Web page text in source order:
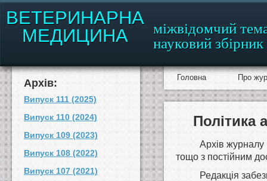
ВЕТЕРИНАРНА
МЕДИЦИНА
міжвідомчий
науковий збірник
Архів:
Випуск 111 (2025)
Випуск 110 (2024)
Випуск 109 (2023)
Випуск 108 (2022)
Випуск 107 (2021)
Головна Про
Політика
Архів журналу
тощо з постійним
Редакція